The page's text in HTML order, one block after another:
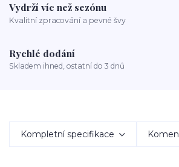
Vydrží víc než sezónu
Kvalitní zpracování a pevné švy
Rychlé dodání
Skladem ihned, ostatní do 3 dnů
Kompletní specifikace